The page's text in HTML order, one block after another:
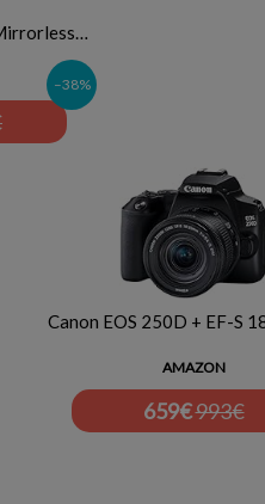
–38%
Canon EOS 250D + EF-S
AMAZON
659€993€